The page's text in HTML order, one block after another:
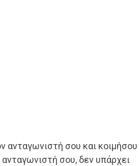
ανταγωνιστή σου και κοιμήσου
σου, δεν υπάρχει